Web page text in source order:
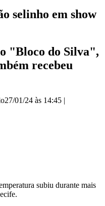
selinho em show
"Bloco do Silva",
recebeu
27/01/24 às 14:45 |
subiu durante mais